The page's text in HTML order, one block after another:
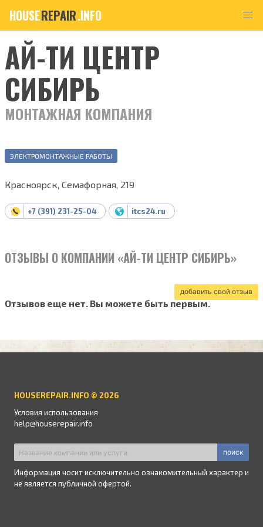
HOUSEREPAIR.INFO
АЙ-ТИ ЦЕНТР
СИБИРЬ
МОНТАЖНАЯ КОМПАНИЯ
ЭЛЕКТРОМОНТАЖНЫЕ РАБОТЫ
Красноярск, Семафорная, 219
+7 (391) 231-25-04 itcs24.ru
ОТЗЫВЫ О КОМПАНИИ «АЙ-ТИ ЦЕНТР СИБИРЬ»
добавить свой отзыв
Отзывов еще нет. Вы можете быть первым.
HOUSEREPAIR.INFO © 2026
Условия использования
help@houserepair.info
поиск
Информация носит исключительно ознакомительный характер и
не является публичной офертой.